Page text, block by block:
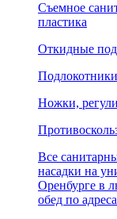
Съемное
пластика
Откидные
Ножки,
Все
насадки на
Оренбурге в
обед по